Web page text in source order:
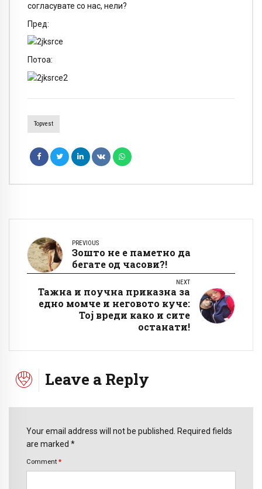
согласувате со нас, нели?
Пред:
Потоа:
Topvest
PREVIOUS
Зошто не е паметно да
бегате од часови?!
NEXT
Тажна и поучна приказна за
едно момче и неговото куче:
Тој вреди како и сите
останати!
Leave a Reply
Your email address will not be published. Required fields
are marked *
Comment *